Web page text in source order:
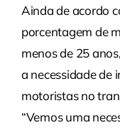
Ainda de acordo
porcentagem de
menos de 25
a necessidade de
motoristas no
“Vemos uma